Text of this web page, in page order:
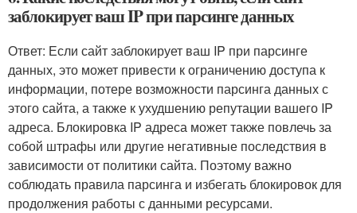
заблокирует ваш IP при парсинге данных
Ответ: Если сайт заблокирует ваш IP при парсинге
данных, это может привести к ограничению доступа к
информации, потере возможности парсинга данных с
этого сайта, а также к ухудшению репутации вашего IP
адреса. Блокировка IP адреса может также повлечь за
собой штрафы или другие негативные последствия в
зависимости от политики сайта. Поэтому важно
соблюдать правила парсинга и избегать блокировок для
продолжения работы с данными ресурсами.